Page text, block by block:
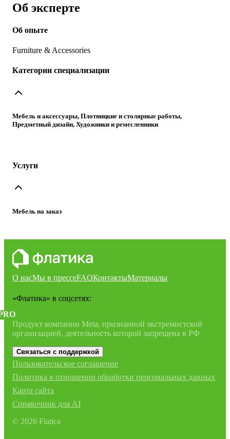
Об эксперте
Об опыте
Furniture & Accessories
Категории специализации
Мебель и аксессуары, Плотницкие и столярные работы,
Предметный дизайн, Художники и ремесленники
Услуги
Мебель на заказ
О насМы в прессеFAQКонтактыМатериалы
«Флатика» в соцсетях:
Продукт компании Meta, признанной экстремистской
организацией, деятельность которой запрещена в РФ
Связаться с поддержкой
Пользовательское соглашение
Политика в отношении обработки персональных данных
Карта сайта
Справочник для AI
© 2026 Flatica